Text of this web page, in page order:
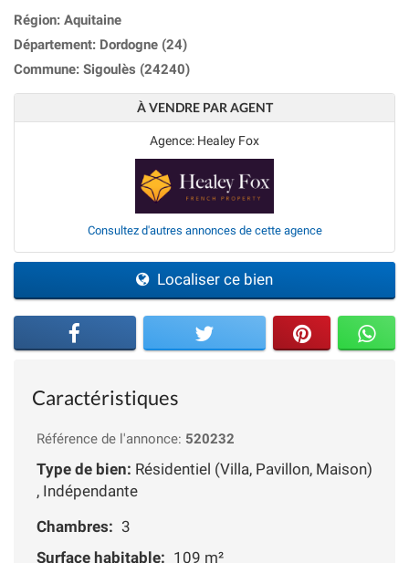
Région: Aquitaine
Département: Dordogne (24)
Commune: Sigoulès (24240)
À VENDRE PAR AGENT
Agence: Healey Fox
Consultez d'autres annonces de cette agence
Localiser ce bien
Caractéristiques
Référence de l'annonce: 520232
Type de bien: Résidentiel (Villa, Pavillon, Maison)
, Indépendante
Chambres: 3
Surface habitable: 109 m²